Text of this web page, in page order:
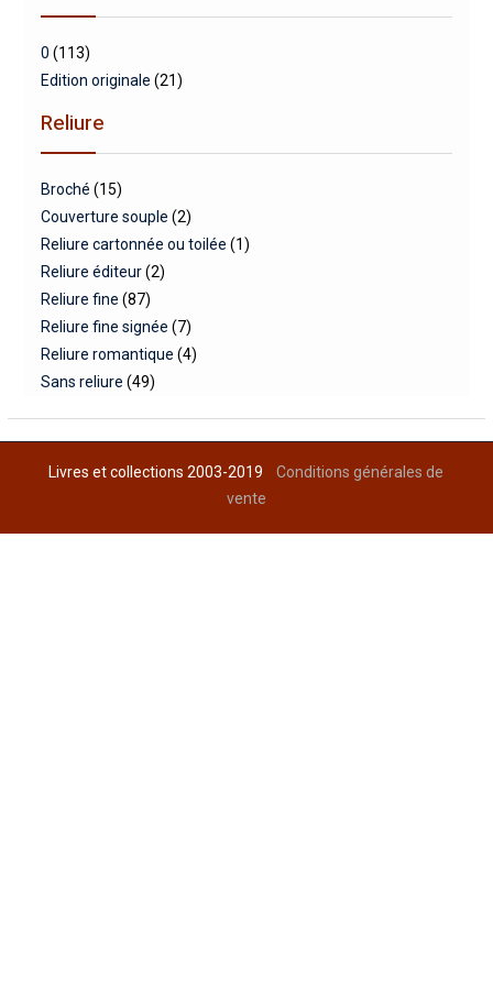
0 (113)
Edition originale (21)
Reliure
Broché (15)
Couverture souple (2)
Reliure cartonnée ou toilée (1)
Reliure éditeur (2)
Reliure fine (87)
Reliure fine signée (7)
Reliure romantique (4)
Sans reliure (49)
Livres et collections 2003-2019Conditions générales de
vente